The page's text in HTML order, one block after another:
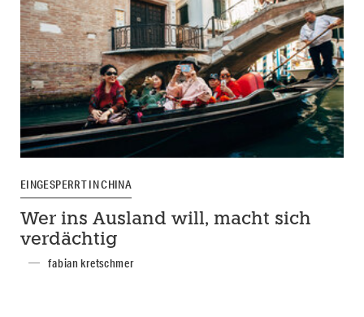
EINGESPERRT IN CHINA
Wer ins Ausland will, macht sich
verdächtig
fabian kretschmer